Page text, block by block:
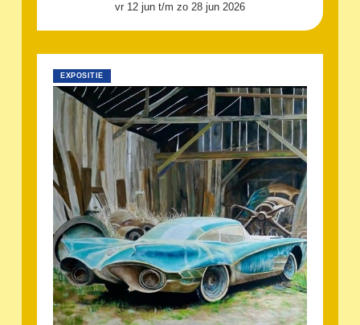
vr 12 jun t/m zo 28 jun 2026
EXPOSITIE